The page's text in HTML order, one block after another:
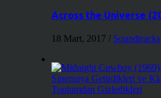
Across the Universe
18 Mart, 2017 / Soundtracks